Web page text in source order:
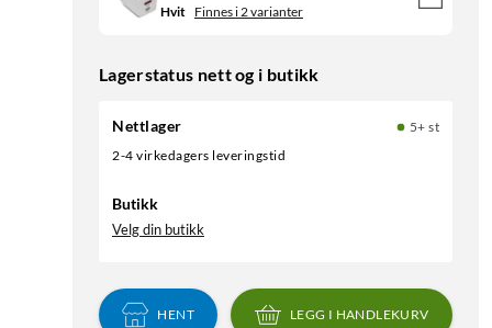
Hvit Finnes i 2 varianter
Lagerstatus nett og i butikk
Nettlager
5+ st
2-4 virkedagers leveringstid
Butikk
Velg din butikk
HENT LEGG I HANDLEKURV